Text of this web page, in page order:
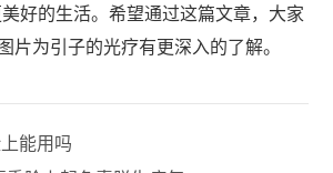
好的生活。希望通过这篇文章，大家
片为引子的光疗有更深入的了解。
能用吗